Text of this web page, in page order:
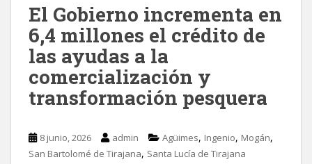
El Gobierno incrementa en
6,4 millones el crédito de
las ayudas a la
comercialización y
transformación pesquera
8 junio, 2026 admin Agüimes, Ingenio, Mogán,
San Bartolomé de Tirajana, Santa Lucía de Tirajana